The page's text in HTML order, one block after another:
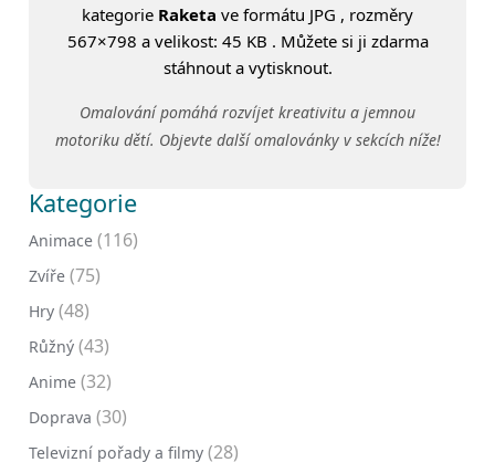
kategorie Raketa ve formátu JPG , rozměry
567×798 a velikost: 45 KB . Můžete si ji zdarma
stáhnout a vytisknout.
Omalování pomáhá rozvíjet kreativitu a jemnou
motoriku dětí. Objevte další omalovánky v sekcích níže!
Kategorie
Animace (116)
Zvíře (75)
Hry (48)
Růžný (43)
Anime (32)
Doprava (30)
Televizní pořady a filmy (28)